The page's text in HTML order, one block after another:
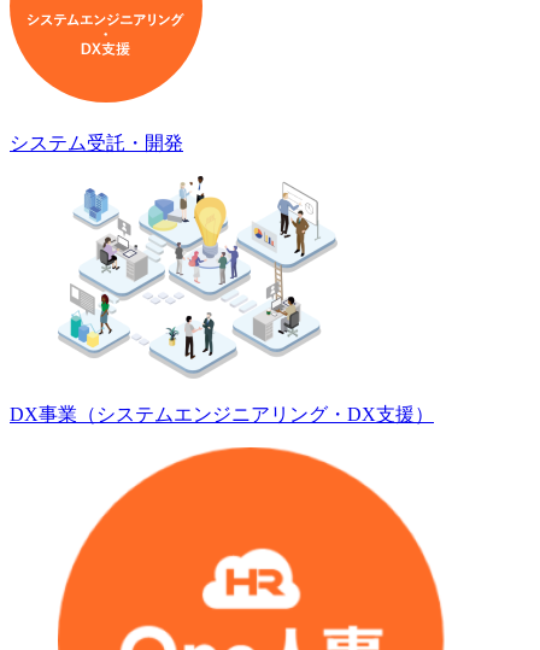
システム受託・開発
DX事業 （システムエンジニアリング・DX支援）